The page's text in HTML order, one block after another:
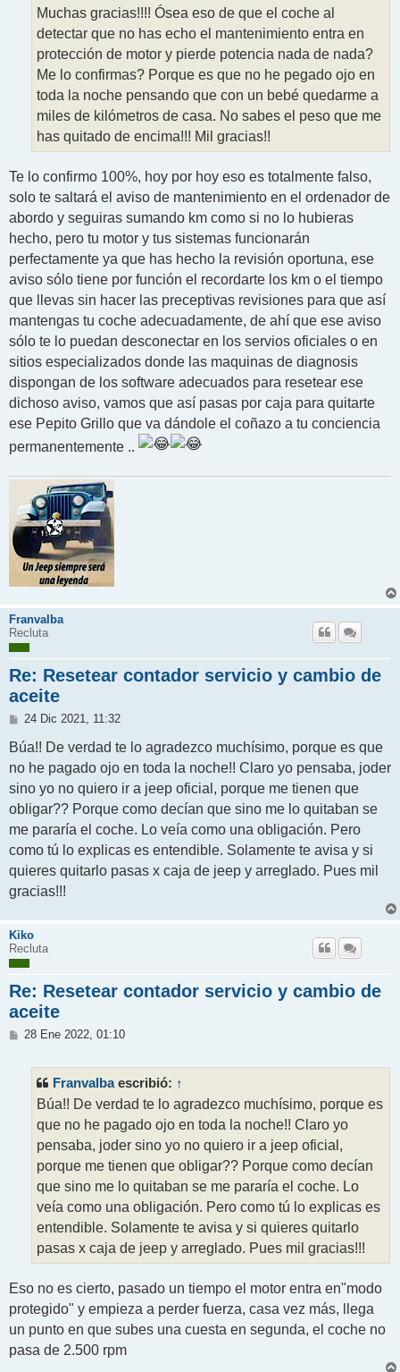
Muchas gracias!!!! Ósea eso de que el coche al
detectar que no has echo el mantenimiento entra en
protección de motor y pierde potencia nada de nada?
Me lo confirmas? Porque es que no he pegado ojo en
toda la noche pensando que con un bebé quedarme a
miles de kilómetros de casa. No sabes el peso que me
has quitado de encima!!! Mil gracias!!
Te lo confirmo 100%, hoy por hoy eso es totalmente falso,
solo te saltará el aviso de mantenimiento en el ordenador de
abordo y seguiras sumando km como si no lo hubieras
hecho, pero tu motor y tus sistemas funcionarán
perfectamente ya que has hecho la revisión oportuna, ese
aviso sólo tiene por función el recordarte los km o el tiempo
que llevas sin hacer las preceptivas revisiones para que así
mantengas tu coche adecuadamente, de ahí que ese aviso
sólo te lo puedan desconectar en los servios oficiales o en
sitios especializados donde las maquinas de diagnosis
dispongan de los software adecuados para resetear ese
dichoso aviso, vamos que así pasas por caja para quitarte
ese Pepito Grillo que va dándole el coñazo a tu conciencia
permanentemente ..
Franvalba
Recluta
Re: Resetear contador servicio y cambio de
aceite
M
n
a
j
24 Dic 2021, 11:32
Búa!! De verdad te lo agradezco muchísimo, porque es que
no he pagado ojo en toda la noche!! Claro yo pensaba, joder
sino yo no quiero ir a jeep oficial, porque me tienen que
obligar?? Porque como decían que sino me lo quitaban se
me pararía el coche. Lo veía como una obligación. Pero
como tú lo explicas es entendible. Solamente te avisa y si
quieres quitarlo pasas x caja de jeep y arreglado. Pues mil
gracias!!!
Kiko
Recluta
Re: Resetear contador servicio y cambio de
aceite
M
28 Ene 2022, 01:10
Franvalbaescribió: ↑
Búa!! De verdad te lo agradezco muchísimo, porque es
que no he pagado ojo en toda la noche!! Claro yo
pensaba, joder sino yo no quiero ir a jeep oficial,
porque me tienen que obligar?? Porque como decían
que sino me lo quitaban se me pararía el coche. Lo
veía como una obligación. Pero como tú lo explicas es
entendible. Solamente te avisa y si quieres quitarlo
pasas x caja de jeep y arreglado. Pues mil gracias!!!
Eso no es cierto, pasado un tiempo el motor entra en"modo
protegido" y empieza a perder fuerza, casa vez más, llega
un punto en que subes una cuesta en segunda, el coche no
pasa de 2.500 rpm